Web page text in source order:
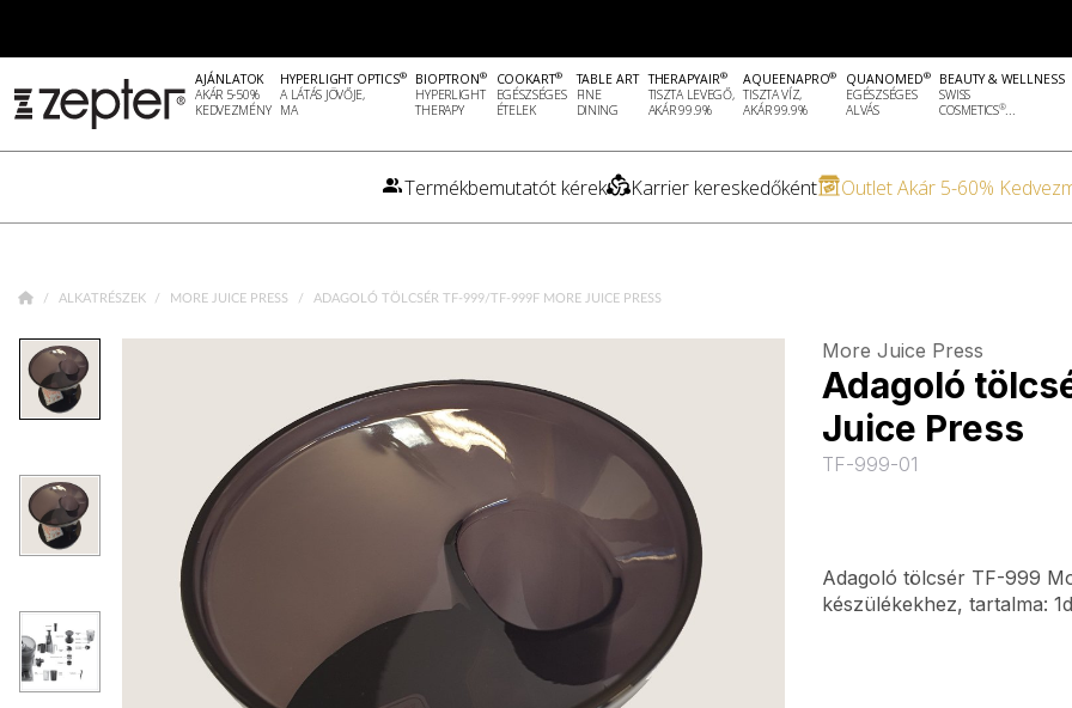
AJÁNLATOK
AKÁR 5-50%
KEDVEZMÉNY
HYPERLIGHT OPTICS®
A LÁTÁS JÖVŐJE,
MA
BIOPTRON®
HYPERLIGHT
THERAPY
COOKART®
EGÉSZSÉGES
ÉTELEK
TABLE ART
FINE
DINING
THERAPYAIR®
TISZTA LEVEGŐ,
AKÁR 99.9%
AQUEENAPRO®
TISZTA VÍZ,
AKÁR 99.9%
QUANOMED®
EGÉSZSÉGES
ALVÁS
BEAUTY & WELLNESS
SWISS
COSMETICS®...
Termékbemutatót kérek Karrier kereskedőként Outlet Akár 5-60%
ALKATRÉSZEK MORE JUICE PRESS ADAGOLÓ TÖLCSÉR TF-999/TF-999F MORE JUICE PRESS
More Juice Press
Adagoló
Juice Press
TF-999-01
Adagoló tölcsér TF-999
készülékekhez, tartalma: